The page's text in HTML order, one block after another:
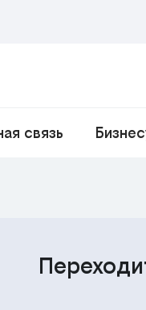
связь